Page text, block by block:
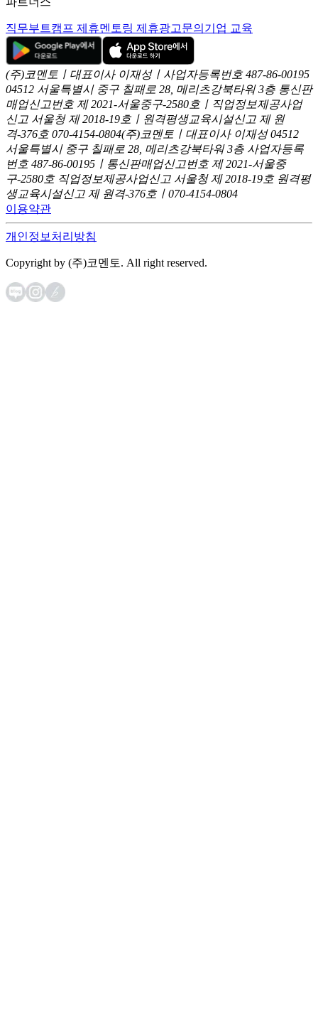
직무부트캠프 제휴멘토링 제휴광고문의 기업 교육
(주)코멘토ㅣ대표이사 이재성ㅣ사업자등록번호 487-86-00195
04512 서울특별시 중구 칠패로 28, 메리츠강북타워 3층 통신판
매업신고번호 제 2021-서울중구-2580호ㅣ직업정보제공사업
신고 서울청 제 2018-19호ㅣ원격평생교육시설신고 제 원
격-376호 070-4154-0804(주)코멘토ㅣ대표이사 이재성 04512
서울특별시 중구 칠패로 28, 메리츠강북타워 3층 사업자등록
번호 487-86-00195ㅣ통신판매업신고번호 제 2021-서울중
구-2580호 직업정보제공사업신고 서울청 제 2018-19호 원격평
생교육시설신고 제 원격-376호ㅣ070-4154-0804
이용약관
개인정보처리방침
Copyright by (주)코멘토. All right reserved.